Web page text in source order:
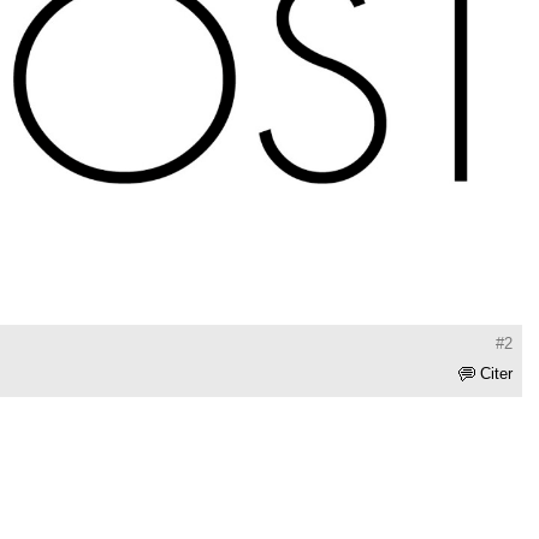
#2
Citer